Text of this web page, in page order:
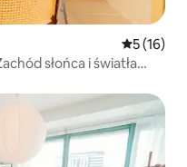
Średnia
5 (16)
słońca i światła